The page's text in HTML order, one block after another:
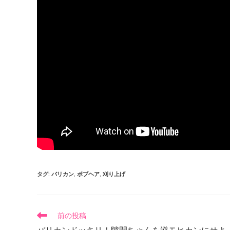
タグ: バリカン, ボブヘア, 刈り上げ
前の投稿